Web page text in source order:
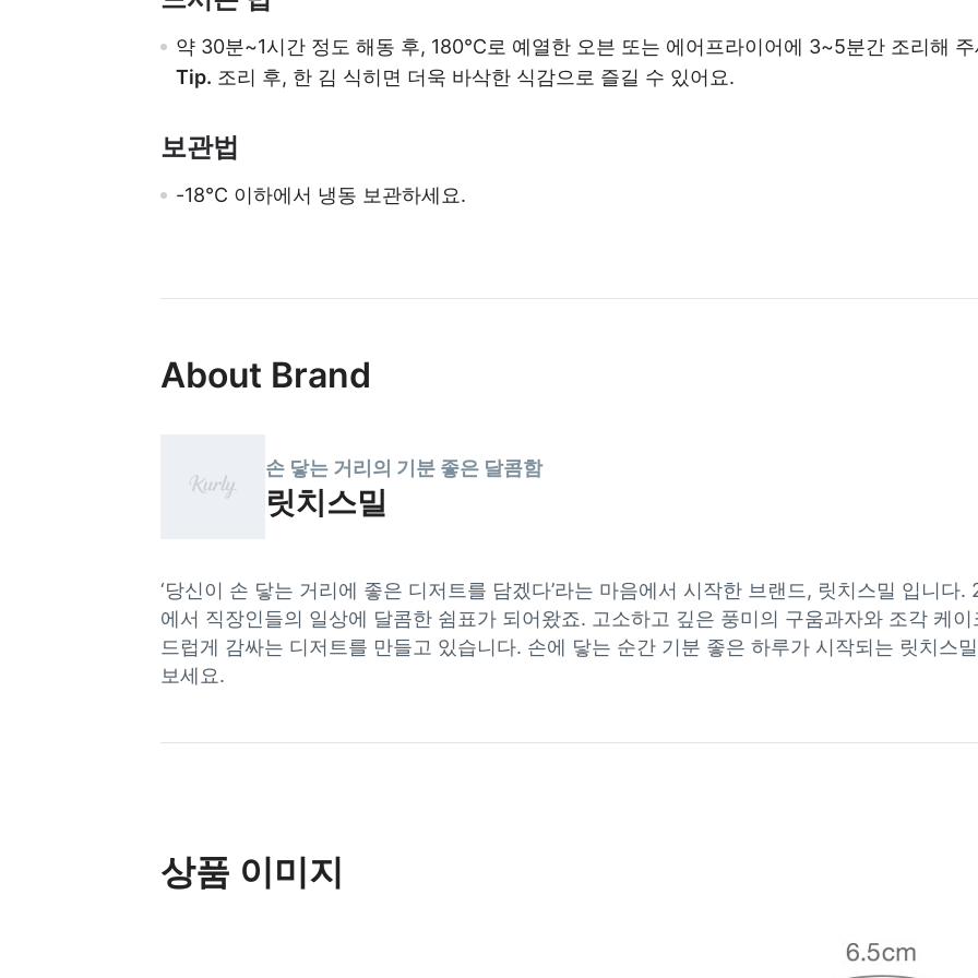
약 30분~1시간 정도 해동 후, 180℃로 예열한 오븐 또는 에어프라이어에 3~5분간 조리해
Tip. 조리 후, 한 김 식히면 더욱 바삭한 식감으로 즐길 수 있어요.
보관법
-18℃ 이하에서 냉동 보관하세요.
About Brand
손 닿는 거리의 기분 좋은 달콤함
릿치스밀
‘당신이 손 닿는 거리에 좋은 디저트를 담겠다’라는 마음에서 시작한 브랜드, 릿치스밀 입니
에서 직장인들의 일상에 달콤한 쉼표가 되어왔죠. 고소하고 깊은 풍미의 구움과자와 조각 케
드럽게 감싸는 디저트를 만들고 있습니다. 손에 닿는 순간 기분 좋은 하루가 시작되는 릿치스
보세요.
상품 이미지